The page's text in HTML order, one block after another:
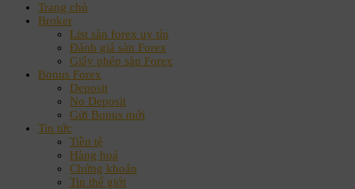
Trang chủ
Broker
List sàn forex uy tín
Đánh giá sàn Forex
Giấy phép sàn Forex
Bonus Forex
Deposit
No Deposit
Gửi Bonus mới
Tin tức
Tiền tệ
Hàng hoá
Chứng khoán
Tin thế giới